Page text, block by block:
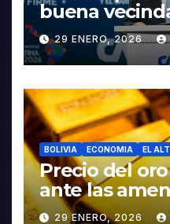
buena
discurso del
Rodrigo Paz
29 ENERO, 2026
BOLIVIA ECONOMIA EL
Precio del
ante las
contra Irán
29 ENERO, 2026